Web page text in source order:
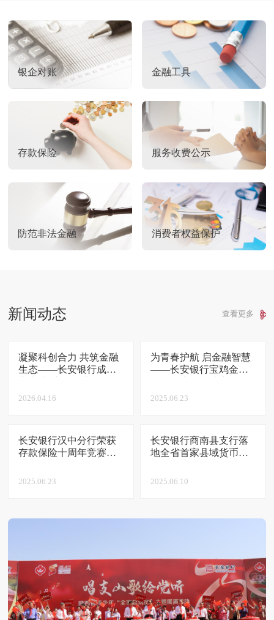
银企对账 金融工具
存款保险 服务收费公示
防范非法金融 消费者权益保护
新闻动态 查看更多
凝聚科创合力 共筑金融
生态——长安银行成功
启动会暨 首次协同发展
2026.04.16
为青春护航 启金融智慧
——长安银行宝鸡金
宣
2025.06.23
长安银行汉中分行荣获
存款保险十周年竞赛团
2025.06.23
长安银行商南县支行落
地全省首家县域货币真
2025.06.10